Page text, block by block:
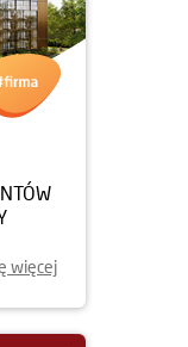
więcej